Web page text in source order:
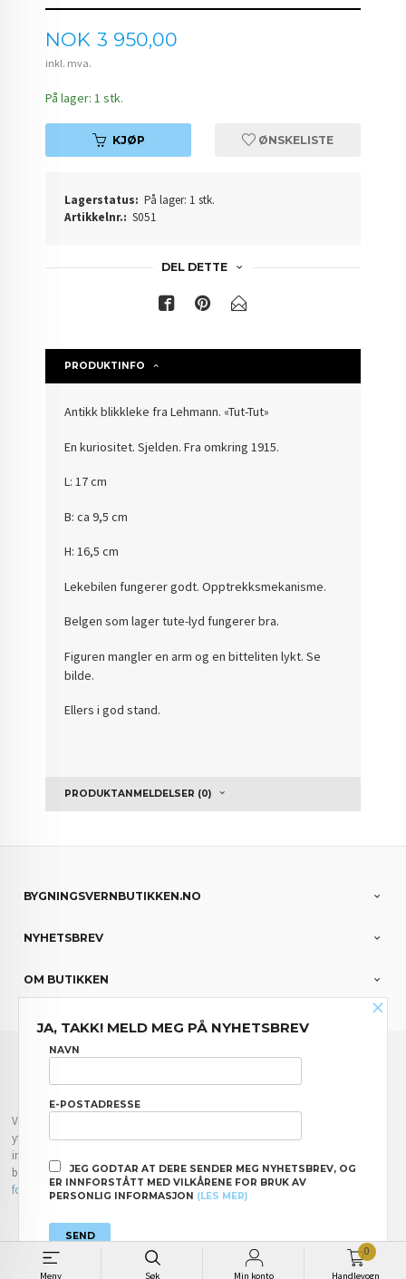
Meny Søk Min konto Handlevogn
0
Pris
NOK 3 950,00
inkl. mva.
På lager: 1 stk.
KJØP ØNSKELISTE
Lagerstatus: På lager: 1 stk.
Artikkelnr.: S051
DEL DETTE
PRODUKTINFO
Antikk blikkleke fra Lehmann. «Tut-Tut»
En kuriositet. Sjelden. Fra omkring 1915.
L: 17 cm
B: ca 9,5 cm
H: 16,5 cm
Lekebilen fungerer godt. Opptrekksmekanisme.
Belgen som lager tute-lyd fungerer bra.
Figuren mangler en arm og en bitteliten lykt. Se
bilde.
Ellers i god stand.
PRODUKTANMELDELSER (0)
BYGNINGSVERNBUTIKKEN.NO
NYHETSBREV
OM BUTIKKEN
FRAKT
NYHETSBREV
Vår nettbutikk bruker cookies slik at du får en bedre kjøpsopplevelse og vi kan
yte deg bedre service. Vi bruker cookies hovedsaklig til å lagre
innloggingsdetaljer og huske hva du har puttet i handlekurven din. Fortsett å
bruke siden som normalt om du godtar dette.Les merellerendre innstillinger
for cookies.
×
JA, TAKK! MELD MEG PÅ NYHETSBREV
NAVN
E-POSTADRESSE
JEG GODTAR AT DERE SENDER MEG NYHETSBREV, OG
ER INNFORSTÅTT MED VILKÅRENE FOR BRUK AV
PERSONLIG INFORMASJON (LES MER)